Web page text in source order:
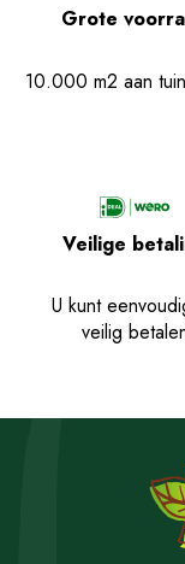
Grote
10.000 m2 aan
Veilige
U kunt
veilig